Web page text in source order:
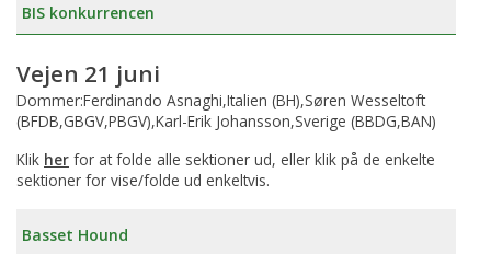
BIS konkurrencen
Vejen 21 juni
Dommer:Ferdinando Asnaghi,Italien (BH),Søren Wesseltoft
(BFDB,GBGV,PBGV),Karl-Erik Johansson,Sverige (BBDG,BAN)
Klik her for at folde alle sektioner ud, eller klik på de enkelte
sektioner for vise/folde ud enkeltvis.
Basset Hound